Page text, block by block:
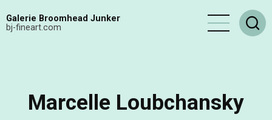
auGalerie Broomhead Junker
bj-fineart.com
Marcelle Loubchansky